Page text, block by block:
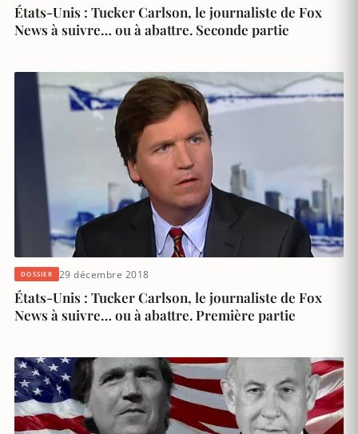
États-Unis : Tucker Carlson, le journaliste de Fox
News à suivre… ou à abattre. Seconde partie
DOSSIER 29 décembre 2018
États-Unis : Tucker Carlson, le journaliste de Fox
News à suivre… ou à abattre. Première partie